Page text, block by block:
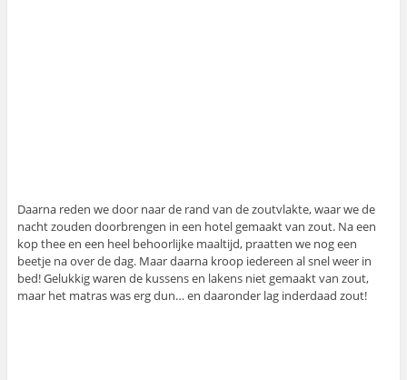
Daarna reden we door naar de rand van de zoutvlakte, waar we de
nacht zouden doorbrengen in een hotel gemaakt van zout. Na een
kop thee en een heel behoorlijke maaltijd, praatten we nog een
beetje na over de dag. Maar daarna kroop iedereen al snel weer in
bed! Gelukkig waren de kussens en lakens niet gemaakt van zout,
maar het matras was erg dun… en daaronder lag inderdaad zout!